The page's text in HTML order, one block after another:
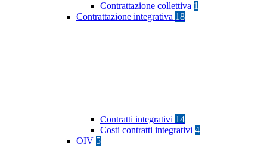
Contrattazione collettiva 1
Contrattazione integrativa 18
Contratti integrativi 14
Costi contratti integrativi 4
OIV 5